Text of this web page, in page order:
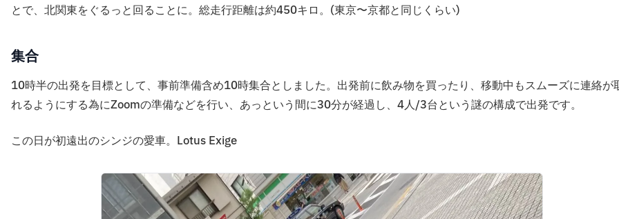
とで、北関東をぐるっと回ることに。総走行距離は約450キロ。(東京〜京都と同じくらい)
集合
10時半の出発を目標として、事前準備含め10時集合としました。出発前に飲み物を買ったり、移動中もスムーズに連絡が
れるようにする為にZoomの準備などを行い、あっという間に30分が経過し、4人/3台という謎の構成で出発です。
この日が初遠出のシンジの愛車。Lotus Exige